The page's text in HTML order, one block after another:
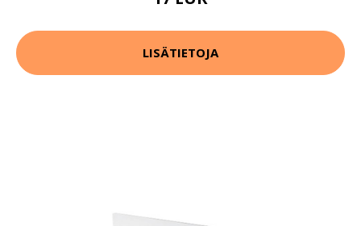
LISÄTIETOJA